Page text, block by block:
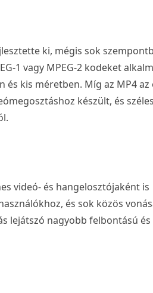
ki, mégis sok
1 vagy MPEG-2 kodeket
és kis méretben. Míg az MP4 az
készült, és
videó- és hangelosztójaként is
és sok közös
lejátszó nagyobb felbontású és